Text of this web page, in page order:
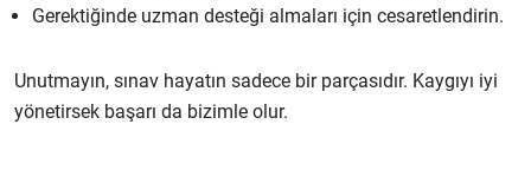
Gerektiğinde uzman desteği almaları için cesaretlendirin.
Unutmayın, sınav hayatın sadece bir parçasıdır. Kaygıyı iyi
yönetirsek başarı da bizimle olur.